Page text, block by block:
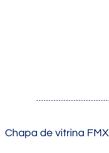
Chapa de vitrina FMX